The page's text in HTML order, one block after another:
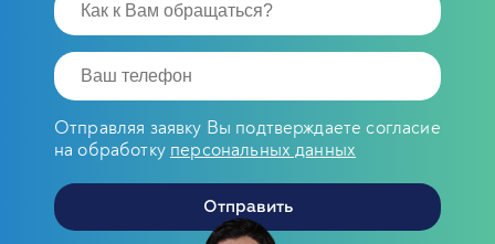
Отправляя заявку Вы подтверждаете согласие
на обработку персональных данных